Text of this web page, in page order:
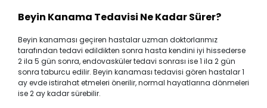
Beyin Kanama Tedavisi Ne Kadar Sürer?
Beyin kanaması geçiren hastalar uzman doktorlarımız
tarafından tedavi edildikten sonra hasta kendini iyi hissederse
2 ila 5 gün sonra, endovasküler tedavi sonrası ise 1 ila 2 gün
sonra taburcu edilir. Beyin kanaması tedavisi gören hastalar 1
ay evde istirahat etmeleri önerilir, normal hayatlarına dönmeleri
ise 2 ay kadar sürebilir.